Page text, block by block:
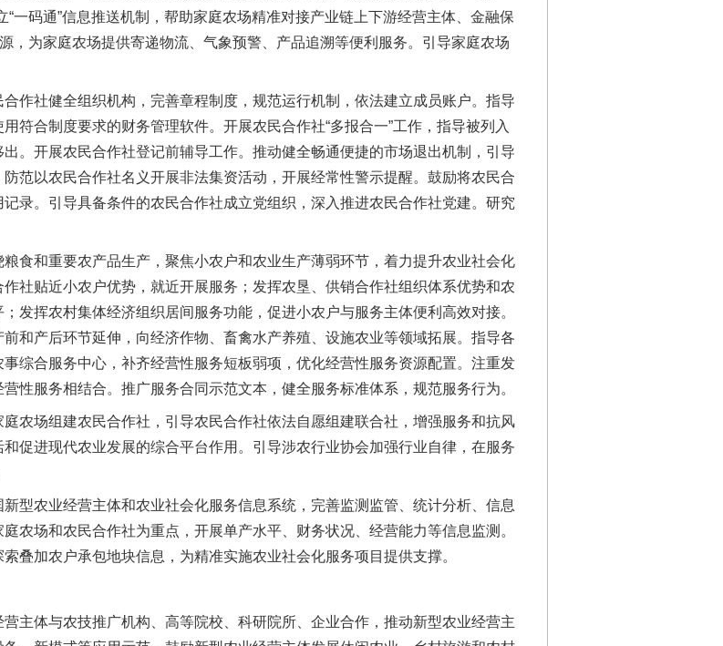
一码通”信息推送机制，帮助家庭农场精准对接产业链上下游经营主体、金融保
，为家庭农场提供寄递物流、气象预警、产品追溯等便利服务。引导家庭农场
社健全组织机构，完善章程制度，规范运行机制，依法建立成员账户。指导
符合制度要求的财务管理软件。开展农民合作社“多报合一”工作，指导被列入
。开展农民合作社登记前辅导工作。推动健全畅通便捷的市场退出机制，引导
范以农民合作社名义开展非法集资活动，开展经常性警示提醒。鼓励将农民合
录。引导具备条件的农民合作社成立党组织，深入推进农民合作社党建。研究
和重要农产品生产，聚焦小农户和农业生产薄弱环节，着力提升农业社会化
社贴近小农户优势，就近开展服务；发挥农垦、供销合作社组织体系优势和农
发挥农村集体经济组织居间服务功能，促进小农户与服务主体便利高效对接。
和产后环节延伸，向经济作物、畜禽水产养殖、设施农业等领域拓展。指导各
综合服务中心，补齐经营性服务短板弱项，优化经营性服务资源配置。注重发
性服务相结合。推广服务合同示范文本，健全服务标准体系，规范服务行为。
场组建农民合作社，引导农民合作社依法自愿组建联合社，增强服务和抗风
促进现代农业发展的综合平台作用。引导涉农行业协会加强行业自律，在服务
农业经营主体和农业社会化服务信息系统，完善监测监管、统计分析、信息
农场和农民合作社为重点，开展单产水平、财务状况、经营能力等信息监测。
叠加农户承包地块信息，为精准实施农业社会化服务项目提供支撑。
体与农技推广机构、高等院校、科研院所、企业合作，推动新型农业经营主